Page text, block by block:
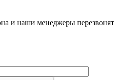
и наши менеджеры перезвонят